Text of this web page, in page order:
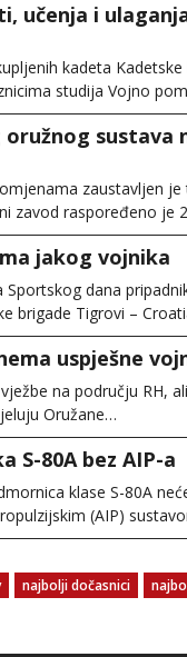
učenja i
kadeta
studija Vojno
oružnog sustava
zaustavljen je
zavod raspoređeno je
jakog vojnika
dana
brigade Tigrovi –
uspješne
na području RH,
Oružane…
S-80A bez AIP-a
klase S-80A
(AIP)
najbolji dočasnici